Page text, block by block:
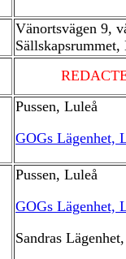
Vänortsvägen 9,
Sällskapsrummet,
Pussen, Luleå
GOGs Lägenhet,
Pussen, Luleå
GOGs Lägenhet,
Sandras